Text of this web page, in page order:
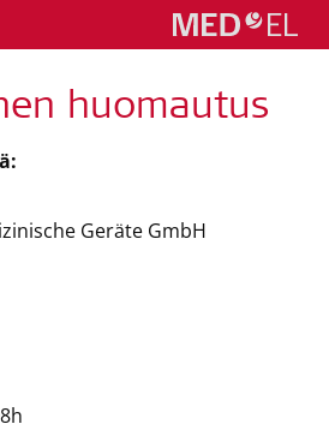
huomautus
Geräte GmbH